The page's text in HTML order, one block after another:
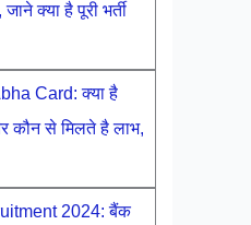
क्या है पूरी भर्ती
Card: क्या है
कौन से मिलते है लाभ,
2024: बैंक